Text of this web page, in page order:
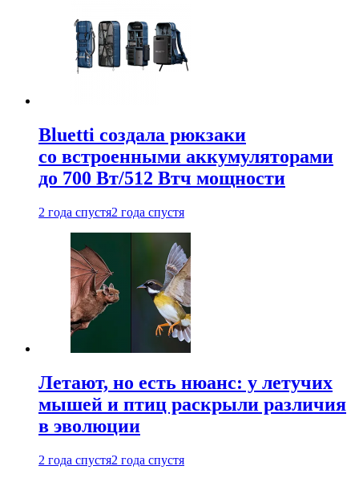
Bluetti создала рюкзаки
со встроенными аккумуляторами
до 700 Вт/512 Втч мощности
2 года спустя2 года спустя
Летают, но есть нюанс: у летучих
мышей и птиц раскрыли различия
в эволюции
2 года спустя2 года спустя